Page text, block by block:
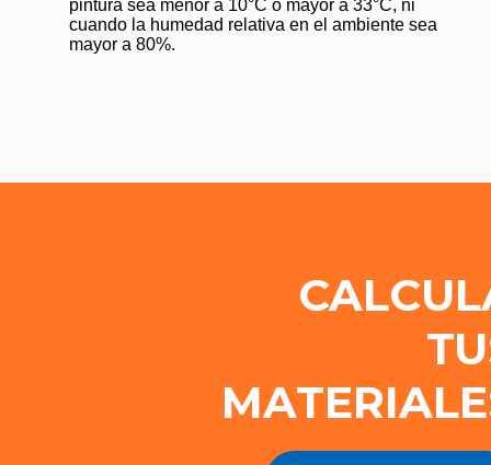
pintura sea menor a 10°C o mayor a 33°C, ni
cuando la humedad relativa en el ambiente sea
mayor a 80%.